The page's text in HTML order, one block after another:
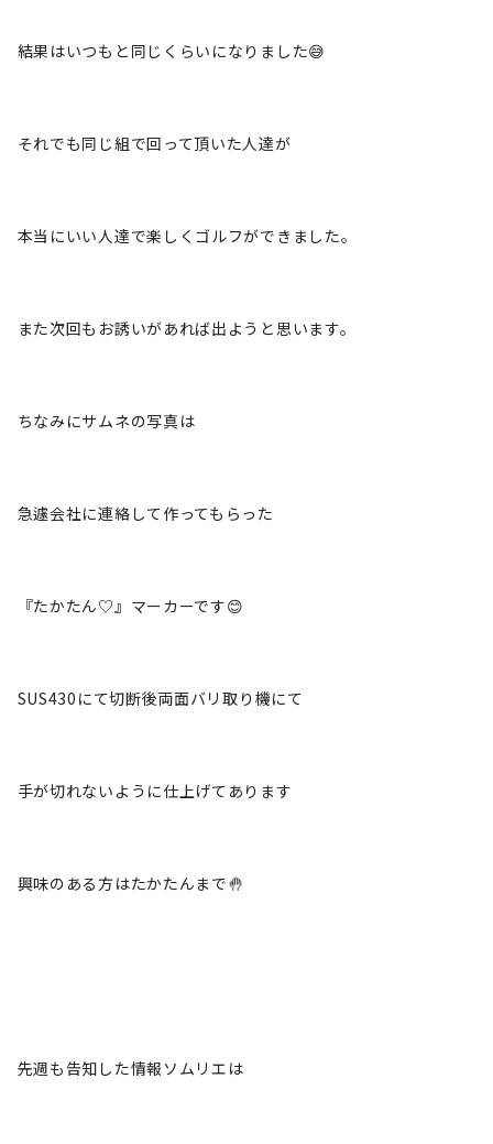
結果はいつもと同じくらいになりました😅
それでも同じ組で回って頂いた人達が
本当にいい人達で楽しくゴルフができました。
また次回もお誘いがあれば出ようと思います。
ちなみにサムネの写真は
急遽会社に連絡して作ってもらった
『たかたん♡』マーカーです😊
SUS430にて切断後両面バリ取り機にて
手が切れないように仕上げてあります
興味のある方はたかたんまで🤚
先週も告知した情報ソムリエは